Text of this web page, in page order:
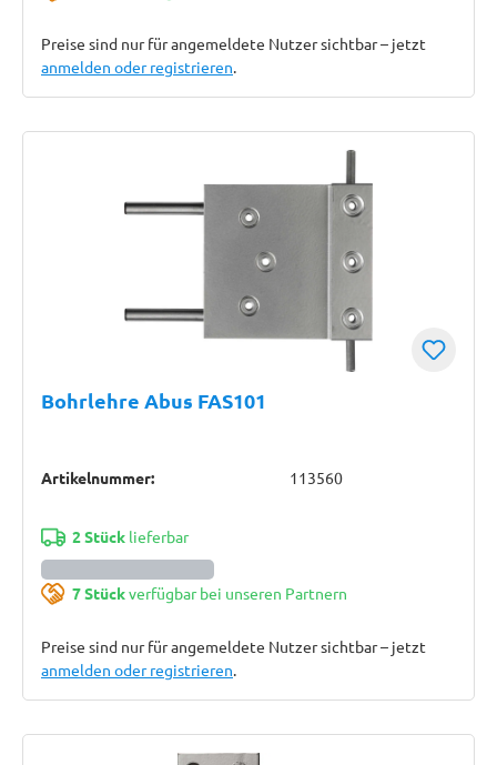
Preise sind nur für angemeldete Nutzer sichtbar – jetzt
anmelden oder registrieren.
Bohrlehre Abus FAS101
Artikelnummer: 113560
2 Stücklieferbar
7 Stückverfügbar bei unseren Partnern
Preise sind nur für angemeldete Nutzer sichtbar – jetzt
anmelden oder registrieren.